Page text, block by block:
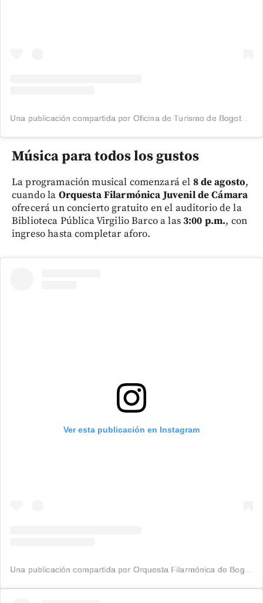
Una publicación compartida por Oficina de Turismo de Bogotá (@bogota_turismo)
Música para todos los gustos
La programación musical comenzará el 8 de agosto,
cuando la Orquesta Filarmónica Juvenil de Cámara
ofrecerá un concierto gratuito en el auditorio de la
Biblioteca Pública Virgilio Barco a las3:00 p.m., con
ingreso hasta completar aforo.
Ver esta publicación en Instagram